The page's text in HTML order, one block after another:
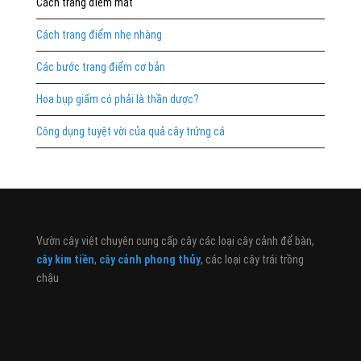
Cách trang điểm nhẹ nhàng
Các bước trang điểm cơ bản
Hoa bụp giấm có phải là thần dược?
Công dụng tuyệt vời của quả cây trứng cá
Vườn cây việt chuyên cung cấp cây các loại cây cảnh để bàn,
cây kim tiền, cây cảnh phong thủy, các loại cây trái trồng
chậu